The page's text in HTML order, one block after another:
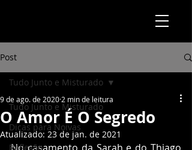
Post
Tudo Junto e Misturado
Dicas para Noivas
Reflexão
Tudo Junto e Misturado
O Amor É O Segredo
9 de ago. de 2020 2 min de leitura
Atualizado: 23 de jan. de 2021